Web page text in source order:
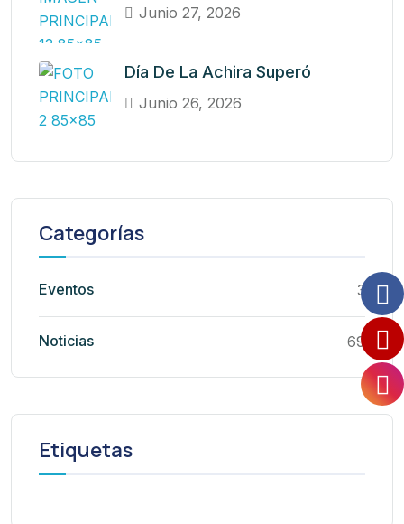
Junio 27, 2026
Día De La Achira Superó
Junio 26, 2026
Categorías
Eventos 3
Noticias 69
Etiquetas